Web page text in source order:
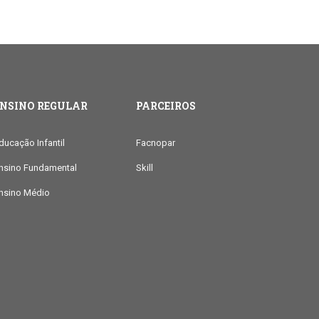
REGULAR
Infantil
Fundamental
Médio
PARCEIROS
Facnopar
Skill